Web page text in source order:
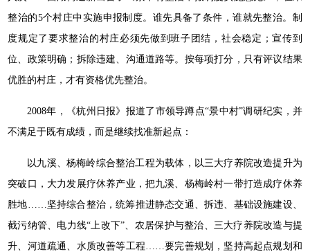
整治的5个村庄中实施申报制度。谁先具备了条件，谁就先整治。制
度规定了要求整治的村庄必须先做到班子团结，社会稳定；宣传到
位、政策明确；拆除违建、沟通道路等。按每项打分，只有评议结果
优胜的村庄，才有资格优先整治。
2008年，《杭州日报》报道了市领导蹲点“景中村”调研纪实，并
不满足于既有成绩，而是继续找准新起点：
以九溪、杨梅岭综合整治工程为载体，以三大疗养院改造提升为
突破口，大力发展疗休养产业，把九溪、杨梅岭村一带打造成疗休养
胜地……坚持综合整治，统筹推进静态交通、拆违、基础设施建设、
截污纳管、电力线“上改下”、农居保护与整治、三大疗养院改造与提
升、河道疏通、水质改善等工程……要完善规划，坚持高起点规划和